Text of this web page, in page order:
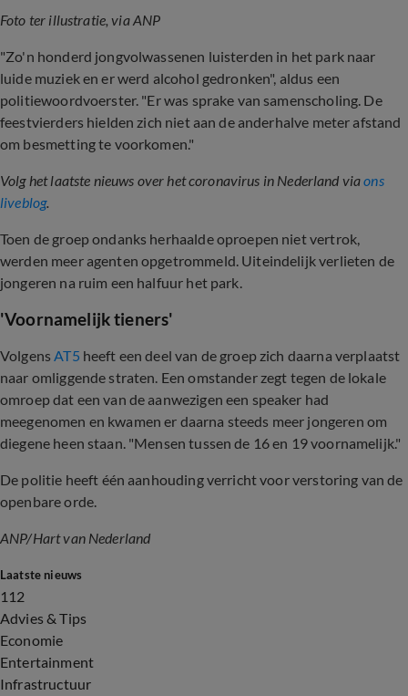
Foto ter illustratie, via ANP
"Zo'n honderd jongvolwassenen luisterden in het park naar
luide muziek en er werd alcohol gedronken", aldus een
politiewoordvoerster. "Er was sprake van samenscholing. De
feestvierders hielden zich niet aan de anderhalve meter afstand
om besmetting te voorkomen."
Volg het laatste nieuws over het coronavirus in Nederland viaons
liveblog.
Toen de groep ondanks herhaalde oproepen niet vertrok,
werden meer agenten opgetrommeld. Uiteindelijk verlieten de
jongeren na ruim een halfuur het park.
'Voornamelijk tieners'
VolgensAT5 heeft een deel van de groep zich daarna verplaatst
naar omliggende straten. Een omstander zegt tegen de lokale
omroep dat een van de aanwezigen een speaker had
meegenomen en kwamen er daarna steeds meer jongeren om
diegene heen staan. "Mensen tussen de 16 en 19 voornamelijk."
De politie heeft één aanhouding verricht voor verstoring van de
openbare orde.
ANP/Hart van Nederland
Laatste nieuws
112
Advies & Tips
Economie
Entertainment
Infrastructuur